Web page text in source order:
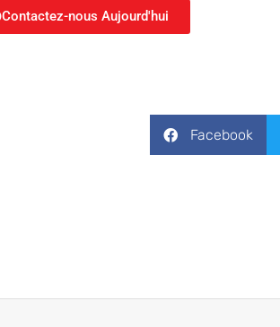
Contactez-nous Aujourd'hui
Facebook